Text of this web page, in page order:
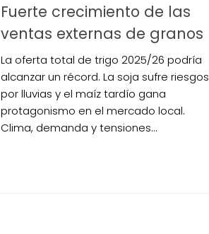
Fuerte crecimiento de las
ventas externas de granos
La oferta total de trigo 2025/26 podría
alcanzar un récord. La soja sufre riesgos
por lluvias y el maíz tardío gana
protagonismo en el mercado local.
Clima, demanda y tensiones...